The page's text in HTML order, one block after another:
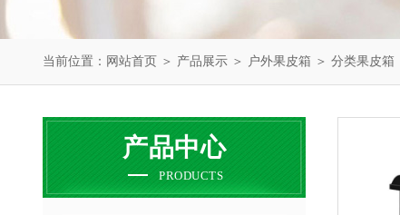
当前位置： 网站首页 ＞ 产品展示 ＞ 户外果皮箱 ＞ 分类果皮箱
产品中心
PRODUCTS